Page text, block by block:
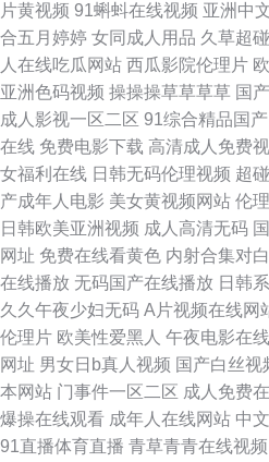
麻豆国产精品成人 91人人网 伊人海角焦
品国际久久 久久的色偷偷 91豆花网页阅
色热人 丝袜性爱 国产视频福利网站 色欲
区二区 精东AV 91大片高清 亚洲欧美精
免费在线观看av 精东视频潮 91精品在线
91色撸 91CNav 久久天堂网 91撸视频
福利视频在线 91www在线视频 免费电影
淫色 欧美美女肏逼福利久久 俺去也官网
喷碰 精品国产高清传媒 91电影在线免费
片黄视频 91蝌蚪在线视频 亚洲中
合五月婷婷 女同成人用品 久草超
人在线吃瓜网站 西瓜影院伦理片
亚洲色码视频 操操操草草草草 国
成人影视一区二区 91综合精品国产
在线 免费电影下载 高清成人免费
女福利在线 日韩无码伦理视频 超
产成年人电影 美女黄视频网站 伦
日韩欧美亚洲视频 成人高清无码
网址 免费在线看黄色 内射合集对
在线播放 无码国产在线播放 日韩
久久午夜少妇无码 A片视频在线网
伦理片 欧美性爱黑人 午夜电影在
网址 男女日b真人视频 国产白丝视
本网站 门事件一区二区 成人免费
爆操在线观看 成年人在线网站 中
91直播体育直播 青草青青在线视频